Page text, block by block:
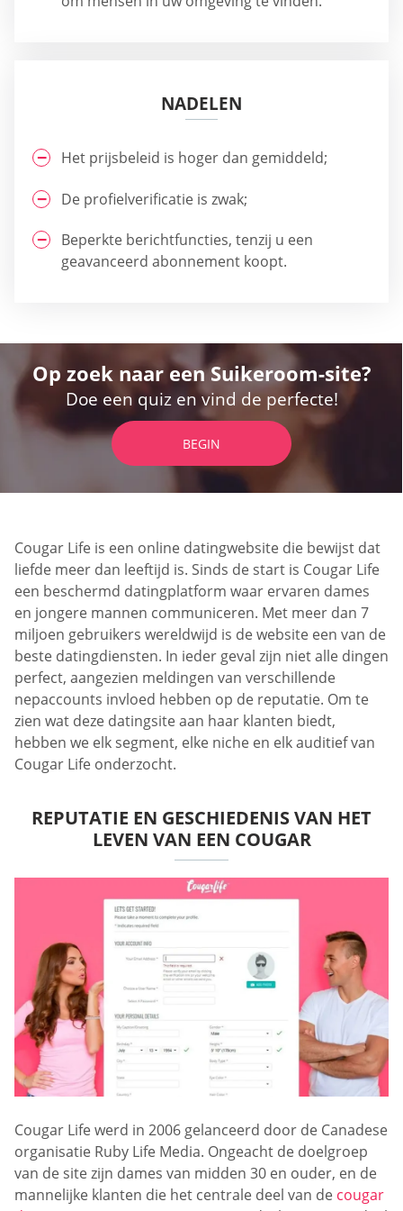
NADELEN
Het prijsbeleid is hoger dan gemiddeld;
De profielverificatie is zwak;
Beperkte berichtfuncties, tenzij u een
geavanceerd abonnement koopt.
Op zoek naar een Suikeroom-site?
Doe een quiz en vind de perfecte!
BEGIN
Cougar Life is een online datingwebsite die bewijst dat
liefde meer dan leeftijd is. Sinds de start is Cougar Life
een beschermd datingplatform waar ervaren dames
en jongere mannen communiceren. Met meer dan 7
miljoen gebruikers wereldwijd is de website een van de
beste datingdiensten. In ieder geval zijn niet alle dingen
perfect, aangezien meldingen van verschillende
nepaccounts invloed hebben op de reputatie. Om te
zien wat deze datingsite aan haar klanten biedt,
hebben we elk segment, elke niche en elk auditief van
Cougar Life onderzocht.
REPUTATIE EN GESCHIEDENIS VAN HET
LEVEN VAN EEN COUGAR
Cougar Life werd in 2006 gelanceerd door de Canadese
organisatie Ruby Life Media. Ongeacht de doelgroep
van de site zijn dames van midden 30 en ouder, en de
mannelijke klanten die het centrale deel van de cougar